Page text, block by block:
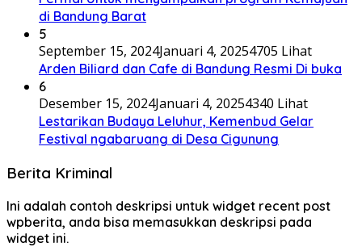
di Bandung Barat
5
September 15, 2024Januari 4, 20254705 Lihat
Arden Biliard dan Cafe di Bandung Resmi Di buka
6
Desember 15, 2024Januari 4, 20254340 Lihat
Lestarikan Budaya Leluhur, Kemenbud Gelar
Festival ngabaruang di Desa Cigunung
Berita Kriminal
Ini adalah contoh deskripsi untuk widget recent post
wpberita, anda bisa memasukkan deskripsi pada
widget ini.